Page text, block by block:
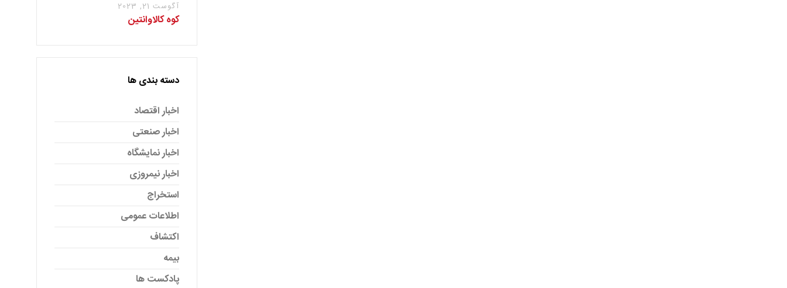
آگوست 21, 2023
کوه کالاوانتین
دسته بندی ها
اخبار اقتصاد
اخبار صنعتی
اخبار نمایشگاه
اخبار نیمروزی
استخراج
اطلاعات عمومی
اکتشاف
بیمه
پادکست ها